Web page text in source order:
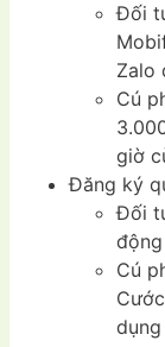
Đối
Zalo
Cú
giờ
Đăng ký
Đối
Cú